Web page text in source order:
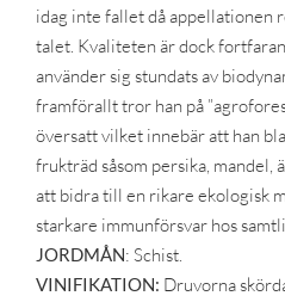
idag inte fallet då appellationen
talet. Kvaliteten är dock
använder sig stundats av
framförallt tror han på
översatt vilket innebär att han
frukträd såsom persika, mandel,
att bidra till en rikare ekologisk
starkare immunförsvar hos
JORDMÅN: Schist.
VINIFIKATION: Druvorna